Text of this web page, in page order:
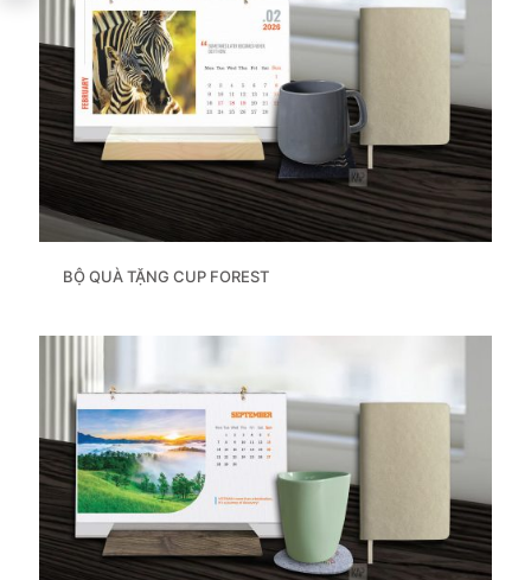
BỘ QUÀ TẶNG CUP FOREST